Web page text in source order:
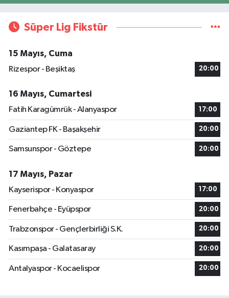
Süper Lig Fikstür
15 Mayıs, Cuma
Rizespor - Beşiktaş
20:00
16 Mayıs, Cumartesi
Fatih Karagümrük - Alanyaspor
17:00
Gaziantep FK - Başakşehir 20:00
Samsunspor - Göztepe 20:00
17 Mayıs, Pazar
Kayserispor - Konyaspor
17:00
Fenerbahçe - Eyüpspor 20:00
Trabzonspor - Gençlerbirliği S.K. 20:00
Kasımpaşa - Galatasaray 20:00
Antalyaspor - Kocaelispor 20:00